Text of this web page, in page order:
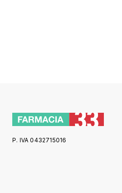
P. IVA 0432715016